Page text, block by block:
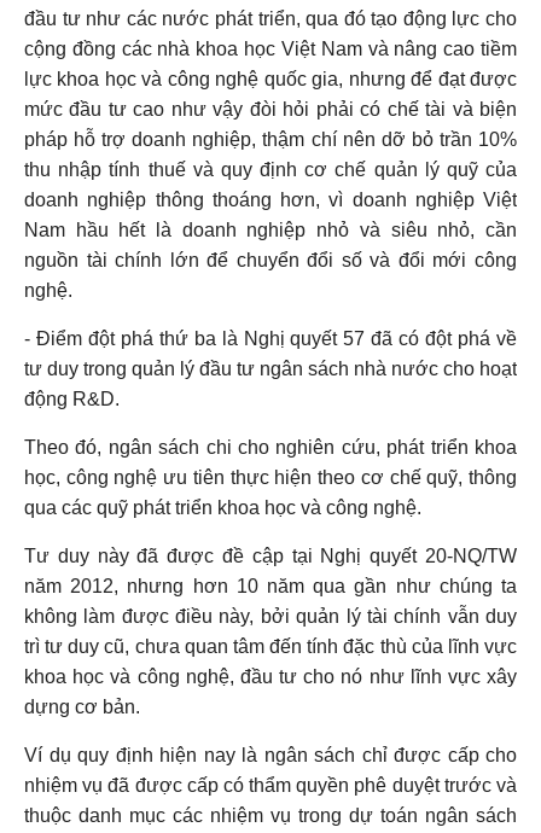
đầu tư như các nước phát triển, qua đó tạo động lực cho
cộng đồng các nhà khoa học Việt Nam và nâng cao tiềm
lực khoa học và công nghệ quốc gia, nhưng để đạt được
mức đầu tư cao như vậy đòi hỏi phải có chế tài và biện
pháp hỗ trợ doanh nghiệp, thậm chí nên dỡ bỏ trần 10%
thu nhập tính thuế và quy định cơ chế quản lý quỹ của
doanh nghiệp thông thoáng hơn, vì doanh nghiệp Việt
Nam hầu hết là doanh nghiệp nhỏ và siêu nhỏ, cần
nguồn tài chính lớn để chuyển đổi số và đổi mới công
nghệ.
- Điểm đột phá thứ ba là Nghị quyết 57 đã có đột phá về
tư duy trong quản lý đầu tư ngân sách nhà nước cho hoạt
động R&D.
Theo đó, ngân sách chi cho nghiên cứu, phát triển khoa
học, công nghệ ưu tiên thực hiện theo cơ chế quỹ, thông
qua các quỹ phát triển khoa học và công nghệ.
Tư duy này đã được đề cập tại Nghị quyết 20-NQ/TW
năm 2012, nhưng hơn 10 năm qua gần như chúng ta
không làm được điều này, bởi quản lý tài chính vẫn duy
trì tư duy cũ, chưa quan tâm đến tính đặc thù của lĩnh vực
khoa học và công nghệ, đầu tư cho nó như lĩnh vực xây
dựng cơ bản.
Ví dụ quy định hiện nay là ngân sách chỉ được cấp cho
nhiệm vụ đã được cấp có thẩm quyền phê duyệt trước và
thuộc danh mục các nhiệm vụ trong dự toán ngân sách